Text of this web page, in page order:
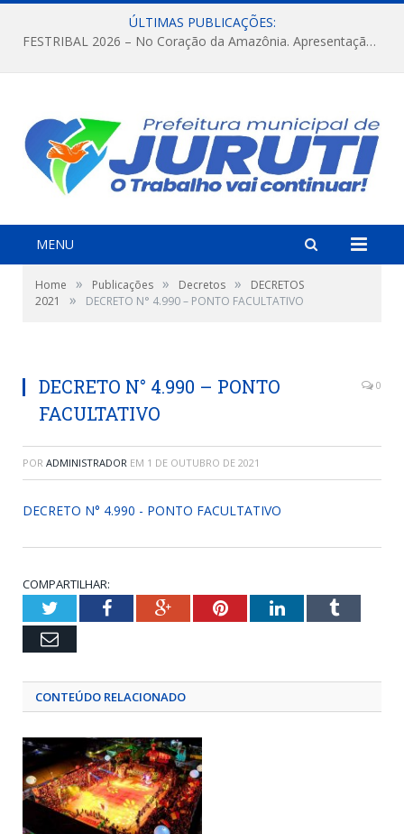
ÚLTIMAS PUBLICAÇÕES:
FESTRIBAL 2026 – No Coração da Amazônia. Apresentação da Munduruku.
MENU
Home » Publicações » Decretos »
DECRETOS
2021
» DECRETO N° 4.990 – PONTO FACULTATIVO
DECRETO N° 4.990 – PONTO
FACULTATIVO
0
POR ADMINISTRADOR EM 1 DE OUTUBRO DE 2021
DECRETO N° 4.990 - PONTO FACULTATIVO
COMPARTILHAR:
TwitterFacebookGoogle+PinterestLinkedInTumblr
Email
CONTEÚDO RELACIONADO